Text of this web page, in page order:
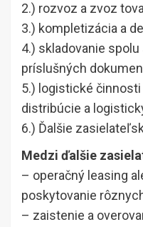
2.) rozvoz a zvoz
3.) kompletizácia a
4.) skladovanie
príslušných
5.) logistické
distribúcie a
6.) Ďalšie
Medzi ďalšie
– operačný leasing
poskytovanie
– zaistenie a